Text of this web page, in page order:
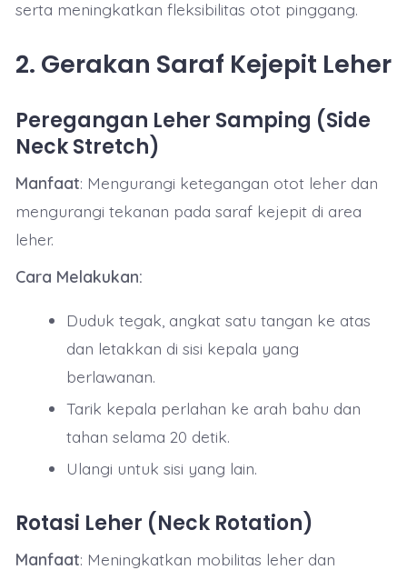
serta meningkatkan fleksibilitas otot pinggang.
2. Gerakan Saraf Kejepit Leher
Peregangan Leher Samping (Side
Neck Stretch)
Manfaat: Mengurangi ketegangan otot leher dan
mengurangi tekanan pada saraf kejepit di area
leher.
Cara Melakukan:
Duduk tegak, angkat satu tangan ke atas
dan letakkan di sisi kepala yang
berlawanan.
Tarik kepala perlahan ke arah bahu dan
tahan selama 20 detik.
Ulangi untuk sisi yang lain.
Rotasi Leher (Neck Rotation)
Manfaat: Meningkatkan mobilitas leher dan